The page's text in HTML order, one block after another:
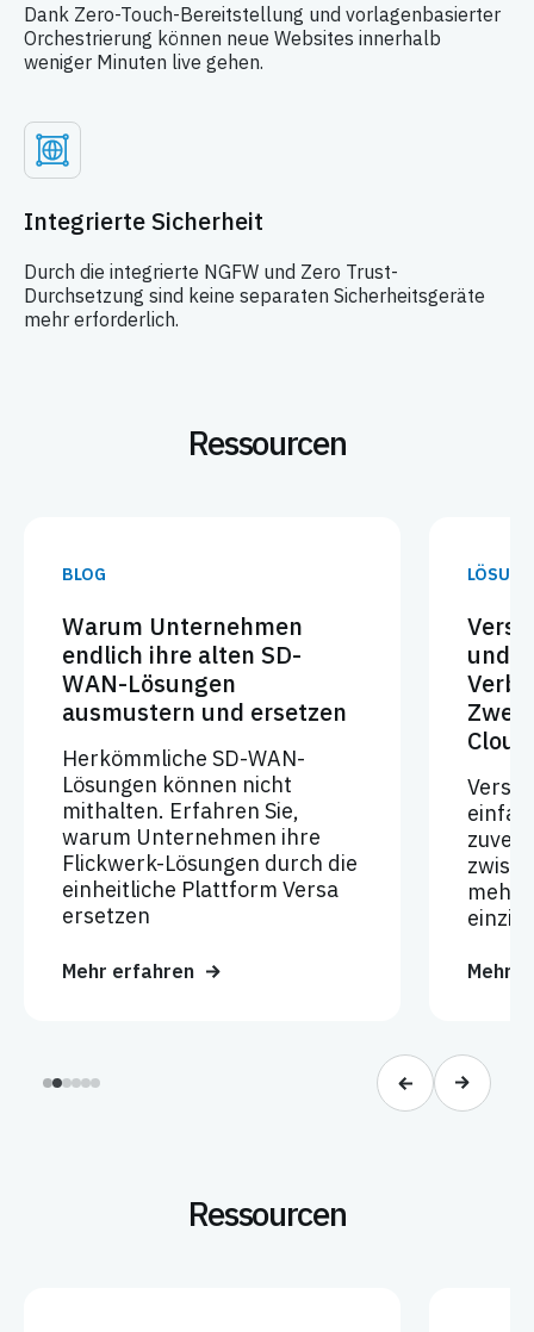
Dank Zero-Touch-Bereitstellung und vorlagenbasierter
Orchestrierung können neue Websites innerhalb
weniger Minuten live gehen.
Integrierte Sicherheit
Durch die integrierte NGFW und Zero Trust-
Durchsetzung sind keine separaten Sicherheitsgeräte
mehr erforderlich.
Ressourcen
BLOG
Warum Unternehmen
endlich ihre alten SD-
WAN-Lösungen
ausmustern und ersetzen
Herkömmliche SD-WAN-
Lösungen können nicht
mithalten. Erfahren Sie,
warum Unternehmen ihre
Flickwerk-Lösungen durch die
einheitliche Plattform Versa
ersetzen
Mehr erfahren
und
Versa
Mehr
Ressourcen